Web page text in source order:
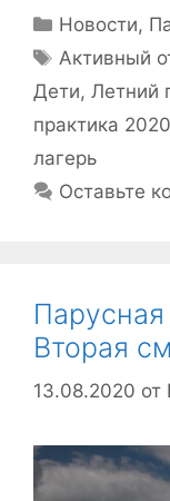
Рубрики
Новости,
Метки
Активный
Дети, Летний
практика 2020
лагерь
Оставьте
Вторая
13.08.2020 от